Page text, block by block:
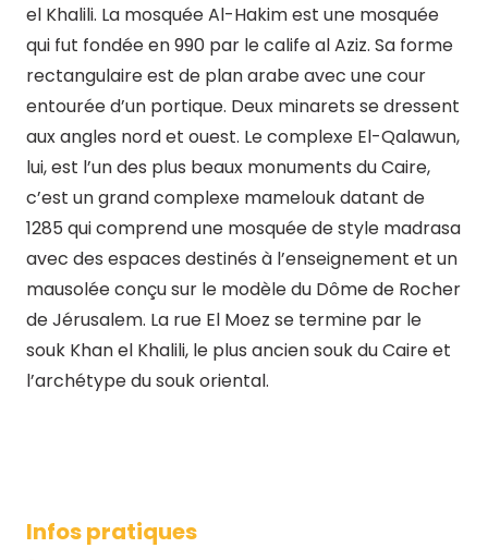
el Khalili. La mosquée Al-Hakim est une mosquée
qui fut fondée en 990 par le calife al Aziz. Sa forme
rectangulaire est de plan arabe avec une cour
entourée d’un portique. Deux minarets se dressent
aux angles nord et ouest. Le complexe El-Qalawun,
lui, est l’un des plus beaux monuments du Caire,
c’est un grand complexe mamelouk datant de
1285 qui comprend une mosquée de style madrasa
avec des espaces destinés à l’enseignement et un
mausolée conçu sur le modèle du Dôme de Rocher
de Jérusalem. La rue El Moez se termine par le
souk Khan el Khalili, le plus ancien souk du Caire et
l’archétype du souk oriental.
Infos pratiques